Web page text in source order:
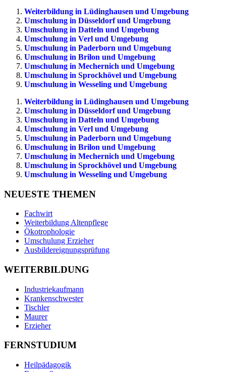
Weiterbildung in Lüdinghausen und Umgebung
Umschulung in Düsseldorf und Umgebung
Umschulung in Datteln und Umgebung
Umschulung in Verl und Umgebung
Umschulung in Paderborn und Umgebung
Umschulung in Brilon und Umgebung
Umschulung in Mechernich und Umgebung
Umschulung in Sprockhövel und Umgebung
Umschulung in Wesseling und Umgebung
Weiterbildung in Lüdinghausen und Umgebung
Umschulung in Düsseldorf und Umgebung
Umschulung in Datteln und Umgebung
Umschulung in Verl und Umgebung
Umschulung in Paderborn und Umgebung
Umschulung in Brilon und Umgebung
Umschulung in Mechernich und Umgebung
Umschulung in Sprockhövel und Umgebung
Umschulung in Wesseling und Umgebung
NEUESTE THEMEN
Fachwirt
Weiterbildung Altenpflege
Ökotrophologie
Umschulung Erzieher
Ausbildereignungsprüfung
WEITERBILDUNG
Industriekaufmann
Krankenschwester
Tischler
Maurer
Erzieher
FERNSTUDIUM
Heilpädagogik